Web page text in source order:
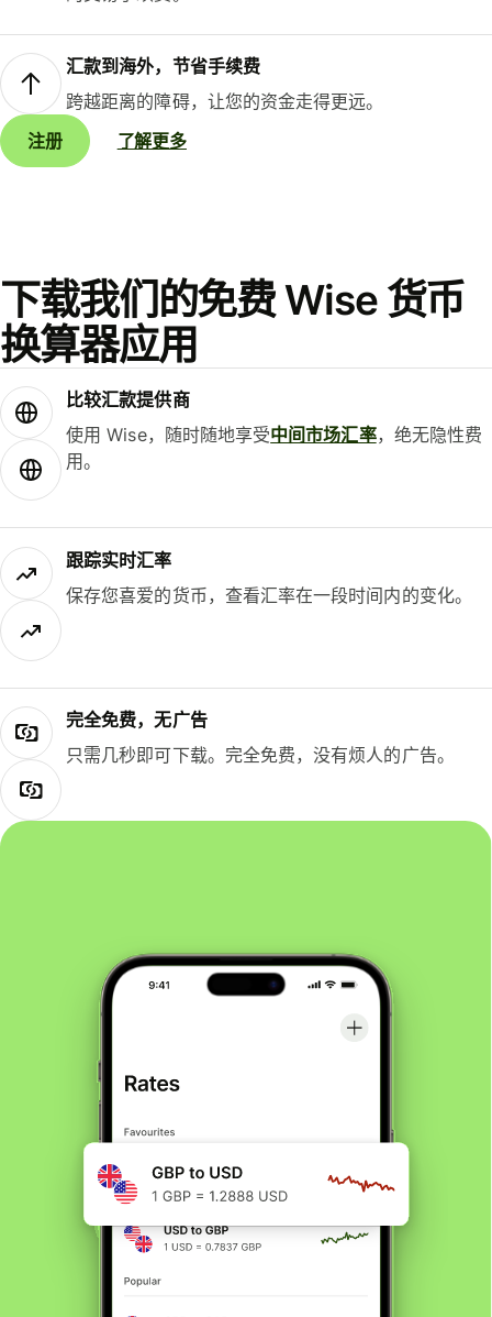
汇款到海外，节省手续费
跨越距离的障碍，让您的资金走得更远。
注册
了解更多
下载我们的免费 Wise 货币
换算器应用
比较汇款提供商
使用 Wise，随时随地享受中间市场汇率，绝无隐性费
用。
跟踪实时汇率
保存您喜爱的货币，查看汇率在一段时间内的变化。
完全免费，无广告
只需几秒即可下载。完全免费，没有烦人的广告。